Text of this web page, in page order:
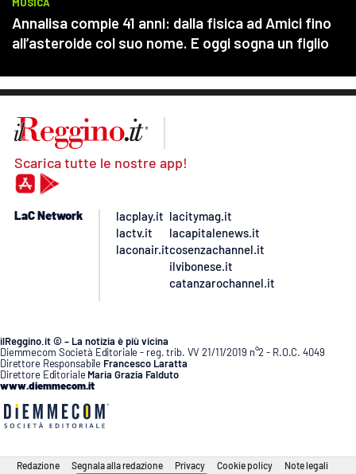
Scarica tutte le nostre app!
LaC Network
lacplay.it
lactv.it
laconair.it
lacitymag.it
lacapitalenews.it
cosenzachannel.it
ilvibonese.it
catanzarochannel.it
ilReggino.it © – La notizia è più vicina
Diemmecom Società Editoriale - reg. trib. VV 21/11/2019 n°2 - R.O.C. 4049
Direttore Responsabile Francesco Laratta
Direttore Editoriale Maria Grazia Falduto
www.diemmecom.it
Redazione Segnala alla redazione Privacy Cookie policy Note legali